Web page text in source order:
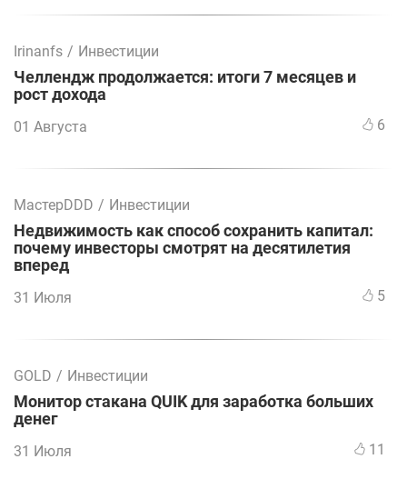
Irinanfs / Инвестиции
Челлендж продолжается: итоги 7 месяцев и
рост дохода
01 Августа 6
МастерDDD / Инвестиции
Недвижимость как способ сохранить капитал:
почему инвесторы смотрят на десятилетия
вперед
31 Июля 5
GOLD / Инвестиции
Монитор стакана QUIK для заработка больших
денег
31 Июля 11